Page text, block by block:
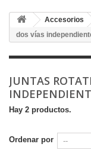
Accesorios
dos vías
JUNTAS
Hay 2 productos.
Ordenar por